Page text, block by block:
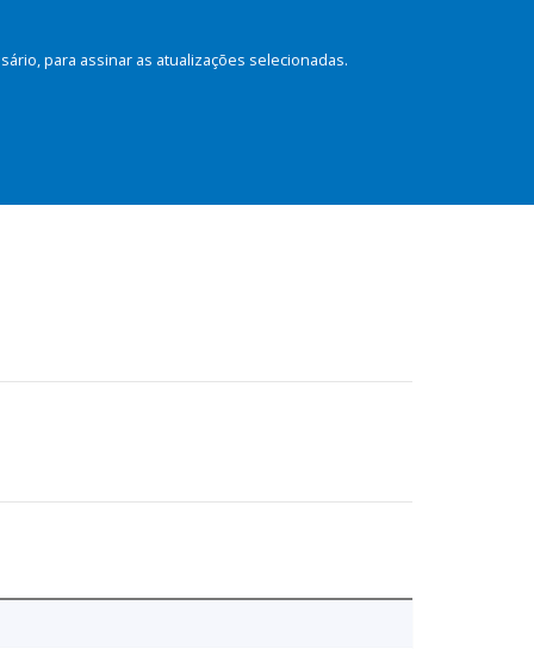
para assinar as atualizações selecionadas.